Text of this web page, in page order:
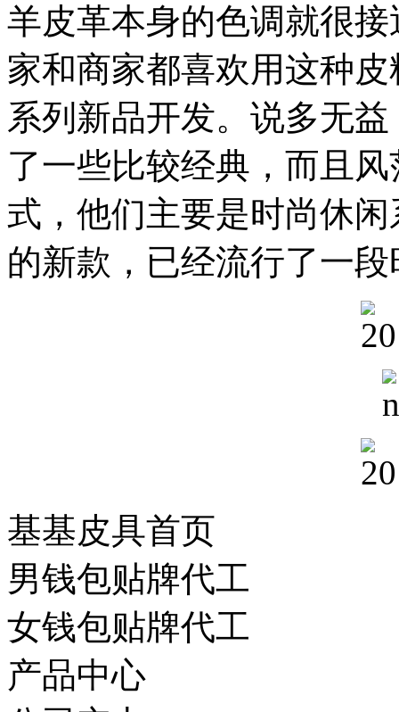
羊皮革本身的色调就很
家和商家都喜欢用这种
系列新品开发。说多无
了一些比较经典，而且
式，他们主要是时尚休
的新款，已经流行了一
基基皮具首页
男钱包贴牌代工
女钱包贴牌代工
产品中心